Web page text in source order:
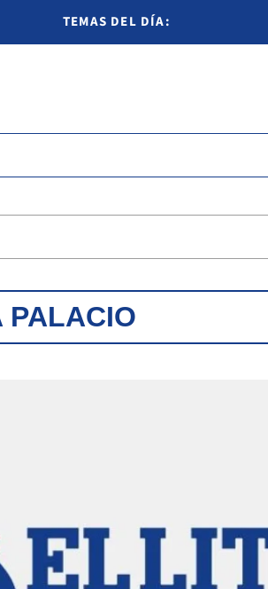
TEMAS DEL DÍA:
PALACIO